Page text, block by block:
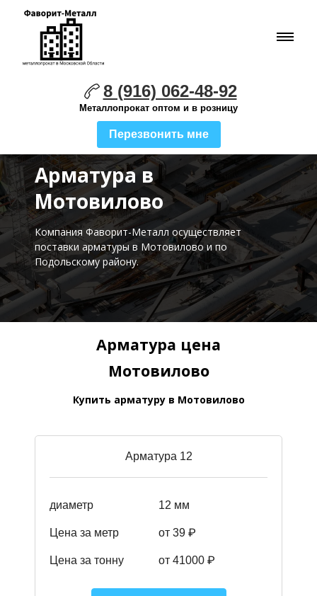
8 (916) 062-48-92
Металлопрокат оптом и в розницу
Перезвонить мне
Арматура в
Мотовилово
Компания Фаворит-Металл осуществляет
поставки арматуры в Мотовилово и по
Подольскому району.
Арматура цена
Мотовилово
Купить арматуру в Мотовилово
Арматура 12
диаметр 12 мм
Цена за метр от 39 ₽
Цена за тонну от 41000 ₽